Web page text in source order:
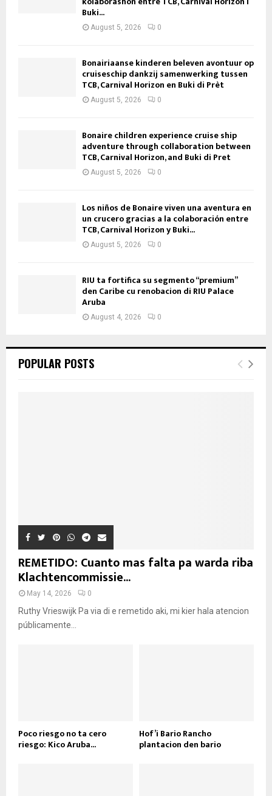
Buki...
August 5, 2026 0
Bonairiaanse kinderen beleven avontuur op
cruiseschip dankzij samenwerking tussen
TCB, Carnival Horizon en Buki di Prèt
August 5, 2026 0
Bonaire children experience cruise ship
adventure through collaboration between
TCB, Carnival Horizon, and Buki di Pret
August 5, 2026 0
Los niños de Bonaire viven una aventura en
un crucero gracias a la colaboración entre
TCB, Carnival Horizon y Buki...
August 5, 2026 0
RIU ta fortifica su segmento “premium”
den Caribe cu renobacion di RIU Palace
Aruba
August 4, 2026 0
POPULAR POSTS
REMETIDO: Cuanto mas falta pa warda riba
Klachtencommissie...
May 14, 2026 0
Ruthy Vrieswijk Pa via di e remetido aki, mi kier hala atencion
públicamente...
Poco riesgo no ta cero
riesgo: Kico Aruba...
Hof’i Bario Rancho
plantacion den bario